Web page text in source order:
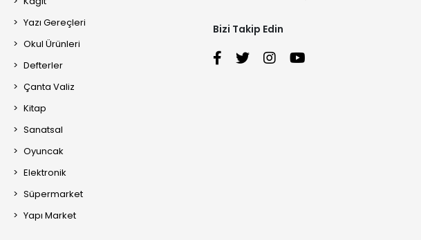
Yazı Gereçleri
Okul Ürünleri
Defterler
Çanta Valiz
Kitap
Sanatsal
Oyuncak
Elektronik
Süpermarket
Yapı Market
Bizi Takip Edin